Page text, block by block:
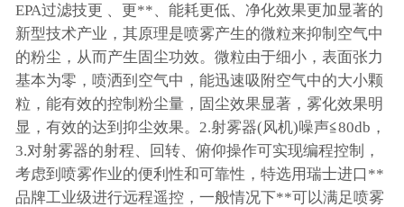
EPA过滤技更 、更**、能耗更低、净化效果更加显著的
新型技术产业，其原理是喷雾产生的微粒来抑制空气中
的粉尘，从而产生固尘功效。微粒由于细小，表面张力
基本为零，喷洒到空气中，能迅速吸附空气中的大小颗
粒，能有效的控制粉尘量，固尘效果显著，雾化效果明
显，有效的达到抑尘效果。2.射雾器(风机)噪声≦80db，
3.对射雾器的射程、回转、俯仰操作可实现编程控制，
考虑到喷雾作业的便利性和可靠性，特选用瑞士进口**
品牌工业级进行远程遥控，一般情况下**可以满足喷雾